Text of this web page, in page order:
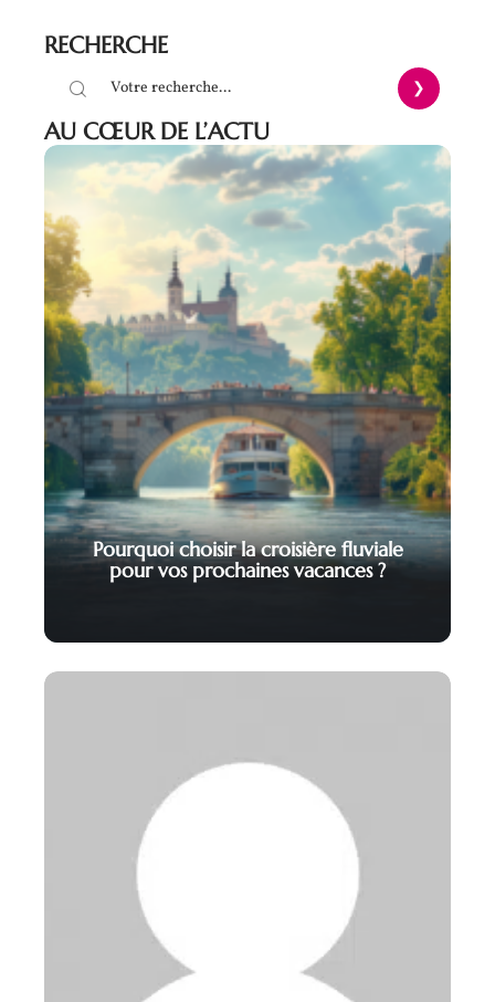
RECHERCHE
AU CŒUR DE L’ACTU
Pourquoi choisir la croisière fluviale
pour vos prochaines vacances ?